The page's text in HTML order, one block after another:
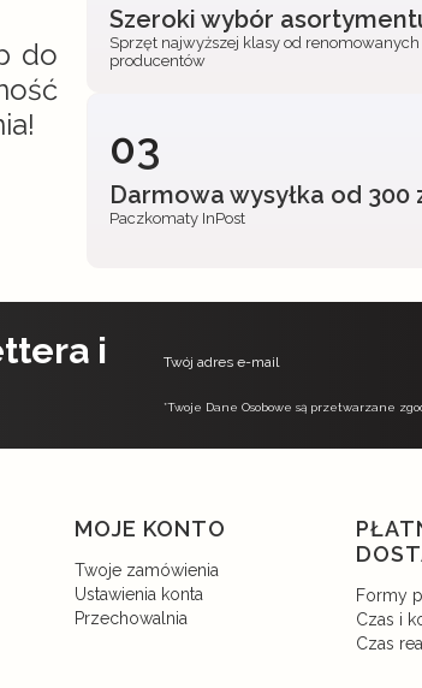
do
Szeroki wybór
Sprzęt najwyższej klasy od renomowanych
producentów
03
Darmowa wysyłka od 300
Paczkomaty InPost
i Twój adres e-mail
*Twoje Dane Osobowe są przetwarzane
MOJE KONTO
Twoje zamówienia
Ustawienia konta
Przechowalnia
Formy
Czas i
Czas